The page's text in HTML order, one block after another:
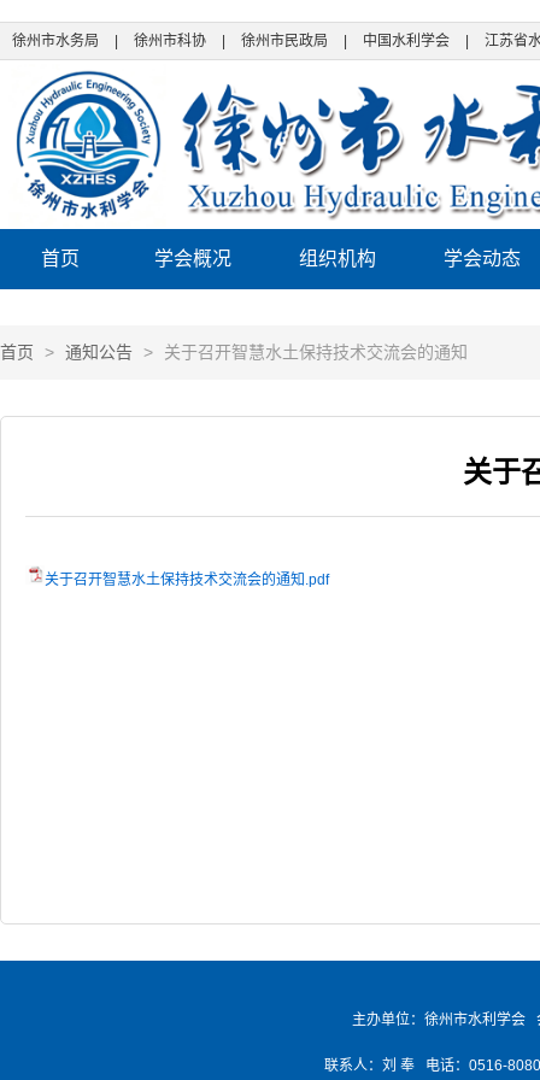
徐州市水务局 徐州市科协 徐州市民政局 中国水利学会 江苏省
首页 学会概况 组织机构 学会动态
首页 > 通知公告 > 关于召开智慧水土保持技术交流会的通知
关于
关于召开智慧水土保持技术交流会的通知.pdf
主办单位：徐州市水利学会
联系人：刘 奉 电话：0516-